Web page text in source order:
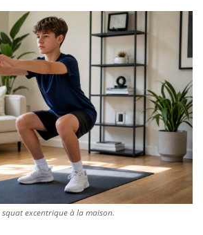
excentrique à la maison.